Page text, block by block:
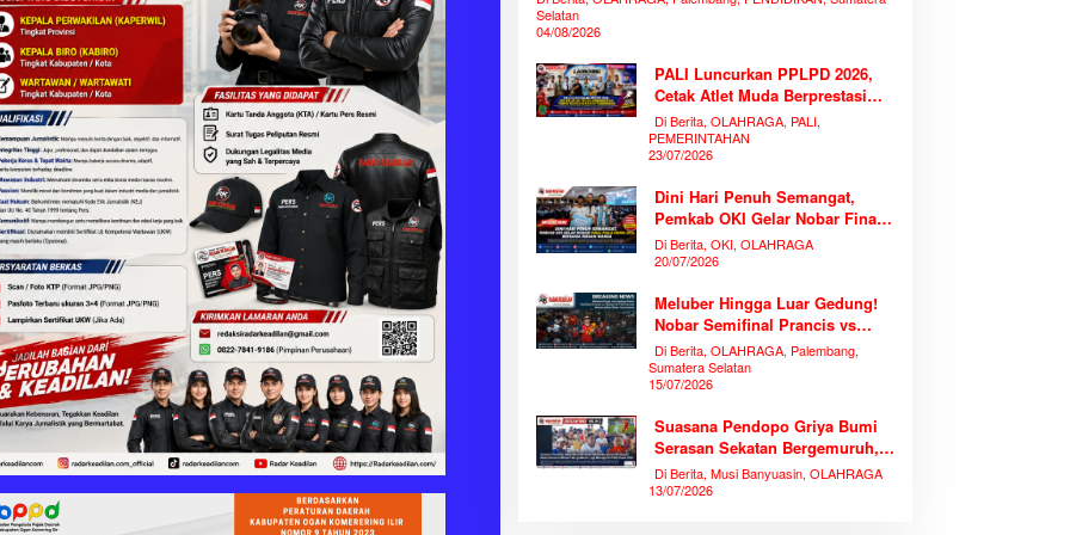
Selatan
04/08/2026
PALI Luncurkan PPLPD 2026,
Cetak Atlet Muda Berprestasi
Tanpa Mengorbankan
Pendidikan
Di Berita, OLAHRAGA, PALI,
PEMERINTAHAN
23/07/2026
Dini Hari Penuh Semangat,
Pemkab OKI Gelar Nobar Final
Piala Dunia 2026 Bersama
Ribuan Warga
Di Berita, OKI, OLAHRAGA
20/07/2026
Meluber Hingga Luar Gedung!
Nobar Semifinal Prancis vs
Spanyol di TVRI Sumsel
Memecahkan Rekor Antusiasme
Di Berita, OLAHRAGA, Palembang,
Sumatera Selatan
15/07/2026
Suasana Pendopo Griya Bumi
Serasan Sekatan Bergemuruh,
Bupati Muba Bersama Ribuan
Warga Nobar Laga Bersejarah
Di Berita, Musi Banyuasin, OLAHRAGA
13/07/2026